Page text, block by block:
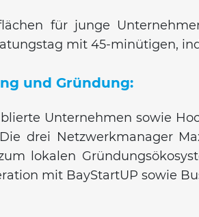
für junge
mit 45-minütigen,
und Gründung:
Unternehmen sowie
drei Netzwerkmanager
lokalen
mit BayStartUP sowie